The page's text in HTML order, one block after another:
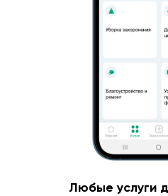
Любые услуги